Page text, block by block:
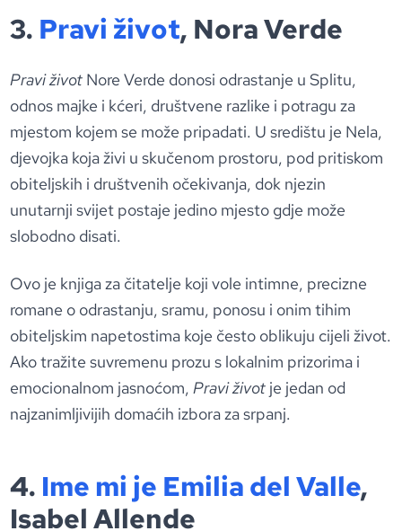
3. Pravi život, Nora Verde
Pravi život Nore Verde donosi odrastanje u Splitu,
odnos majke i kćeri, društvene razlike i potragu za
mjestom kojem se može pripadati. U središtu je Nela,
djevojka koja živi u skučenom prostoru, pod pritiskom
obiteljskih i društvenih očekivanja, dok njezin
unutarnji svijet postaje jedino mjesto gdje može
slobodno disati.
Ovo je knjiga za čitatelje koji vole intimne, precizne
romane o odrastanju, sramu, ponosu i onim tihim
obiteljskim napetostima koje često oblikuju cijeli život.
Ako tražite suvremenu prozu s lokalnim prizorima i
emocionalnom jasnoćom,Pravi život je jedan od
najzanimljivijih domaćih izbora za srpanj.
4. Ime mi je Emilia del Valle,
Isabel Allende